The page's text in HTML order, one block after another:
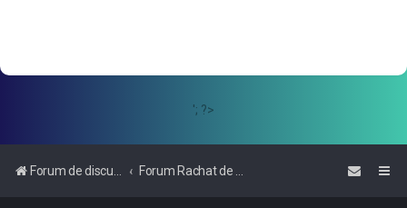
'; ?>
Forum de discussions sur le Regroupement de Crédits et le Rachat de Crédits